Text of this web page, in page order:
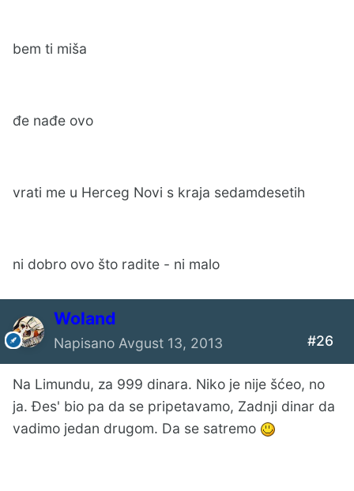
bem ti miša
đe nađe ovo
vrati me u Herceg Novi s kraja sedamdesetih
ni dobro ovo što radite - ni malo
Woland
Napisano Avgust 13, 2013 #26
Na Limundu, za 999 dinara. Niko je nije šćeo, no
ja. Đes' bio pa da se pripetavamo, Zadnji dinar da
vadimo jedan drugom. Da se satremo